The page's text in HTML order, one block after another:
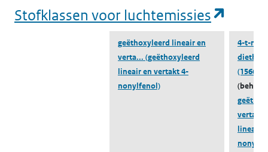
Stofklassen voor luchtemissies
geëthoxyleerd lineair en
verta... (geëthoxyleerd
lineair en vertakt 4-
nonylfenol)
4-t-
verta...
lineair